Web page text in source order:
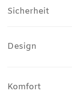
Sicherheit
Design
Komfort